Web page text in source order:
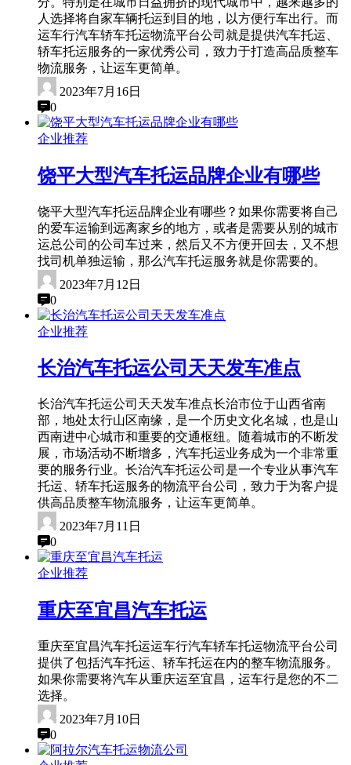
人选择将自家车辆托运到目的地，以方便行车出行。而
运车行汽车轿车托运物流平台公司就是提供汽车托运、
轿车托运服务的一家优秀公司，致力于打造高品质整车
物流服务，让运车更简单。
2023年7月16日
0
企业推荐
饶平大型汽车托运品牌企业有哪些
饶平大型汽车托运品牌企业有哪些？如果你需要将自己
的爱车运输到远离家乡的地方，或者是需要从别的城市
运总公司的公司车过来，然后又不方便开回去，又不想
找司机单独运输，那么汽车托运服务就是你需要的。
2023年7月12日
0
企业推荐
长治汽车托运公司天天发车准点
长治汽车托运公司天天发车准点长治市位于山西省南
部，地处太行山区南缘，是一个历史文化名城，也是山
西南进中心城市和重要的交通枢纽。随着城市的不断发
展，市场活动不断增多，汽车托运业务成为一个非常重
要的服务行业。长治汽车托运公司是一个专业从事汽车
托运、轿车托运服务的物流平台公司，致力于为客户提
供高品质整车物流服务，让运车更简单。
2023年7月11日
0
企业推荐
重庆至宜昌汽车托运
重庆至宜昌汽车托运运车行汽车轿车托运物流平台公司
提供了包括汽车托运、轿车托运在内的整车物流服务。
如果你需要将汽车从重庆运至宜昌，运车行是您的不二
选择。
2023年7月10日
0